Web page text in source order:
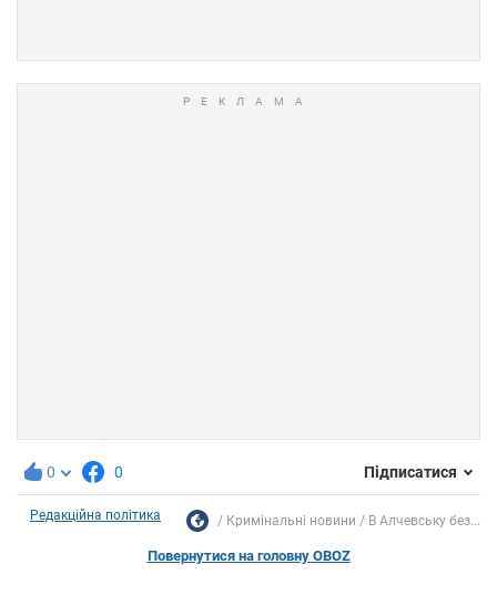
0 0 Підписатися
Редакційна політика Кримінальні новини В Алчевську без...
Повернутися на головну OBOZ